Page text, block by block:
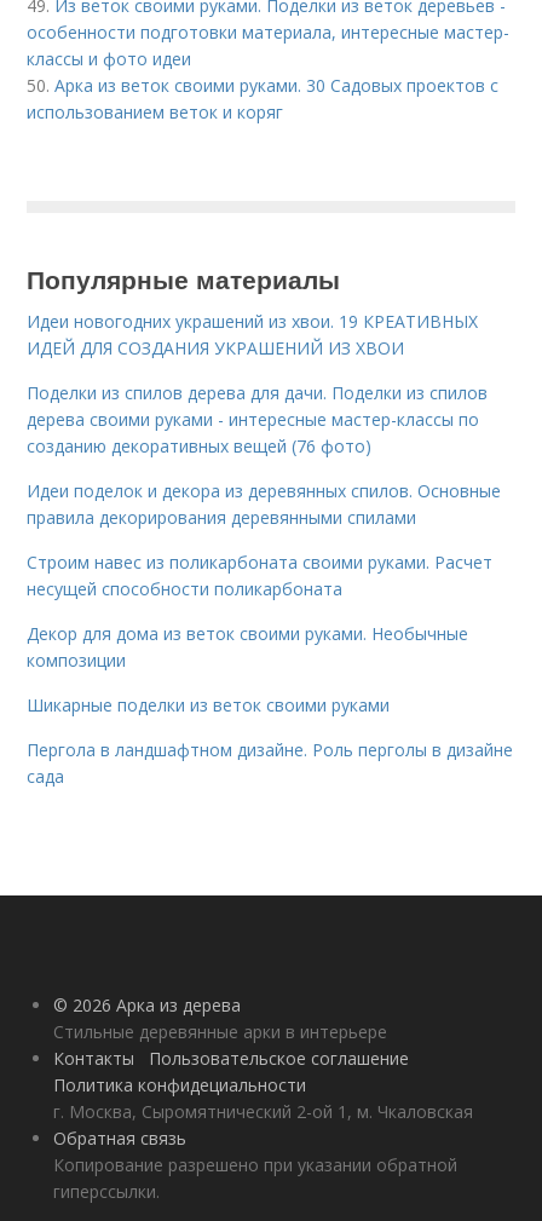
49. Из веток своими руками. Поделки из веток деревьев -
особенности подготовки материала, интересные мастер-
классы и фото идеи
50.Арка из веток своими руками. 30 Садовых проектов с
использованием веток и коряг
Популярные материалы
Идеи новогодних украшений из хвои. 19 КРЕАТИВНЫХ
ИДЕЙ ДЛЯ СОЗДАНИЯ УКРАШЕНИЙ ИЗ ХВОИ
Поделки из спилов дерева для дачи. Поделки из спилов
дерева своими руками - интересные мастер-классы по
созданию декоративных вещей (76 фото)
Идеи поделок и декора из деревянных спилов. Основные
правила декорирования деревянными спилами
Строим навес из поликарбоната своими руками. Расчет
несущей способности поликарбоната
Декор для дома из веток своими руками. Необычные
композиции
Шикарные поделки из веток своими руками
Пергола в ландшафтном дизайне. Роль перголы в дизайне
сада
© 2026 Арка из дерева
Стильные деревянные арки в интерьере
Контакты
Пользовательское соглашение
Политика конфидециальности
г. Москва, Сыромятнический 2-ой 1, м. Чкаловская
Обратная связь
Копирование разрешено при указании обратной
гиперссылки.